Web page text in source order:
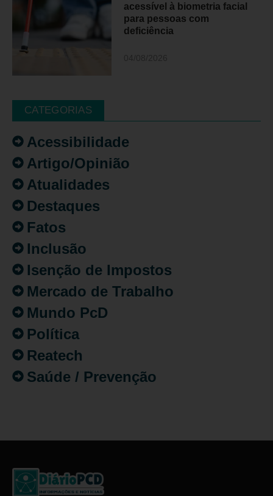
acessível à biometria facial
para pessoas com
deficiência
CATEGORIAS
Acessibilidade
Artigo/Opinião
Atualidades
Destaques
Fatos
Inclusão
Isenção de Impostos
Mercado de Trabalho
Mundo PcD
Política
Reatech
Saúde / Prevenção